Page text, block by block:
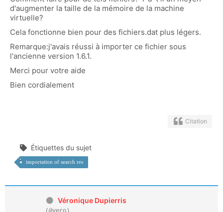
d'augmenter la taille de la mémoire de la machine
virtuelle?
Cela fonctionne bien pour des fichiers.dat plus légers.
Remarque:j'avais réussi à importer ce fichier sous
l'ancienne version 1.6.1.
Merci pour votre aide
Bien cordialement
Citation
Étiquettes du sujet
importation of search res
Véronique Dupierris